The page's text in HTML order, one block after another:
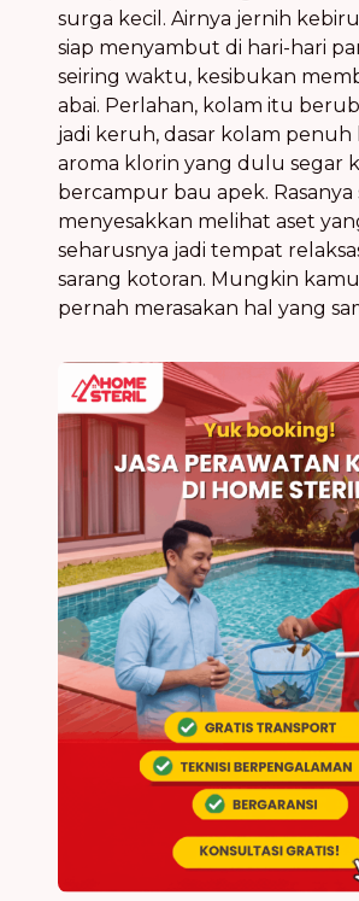
surga kecil. Airnya jernih
siap menyambut di hari-hari
seiring waktu, kesibukan
abai. Perlahan, kolam itu
jadi keruh, dasar kolam
aroma klorin yang dulu segar
bercampur bau apek.
menyesakkan melihat aset
seharusnya jadi tempat
sarang kotoran. Mungkin
pernah merasakan hal yang